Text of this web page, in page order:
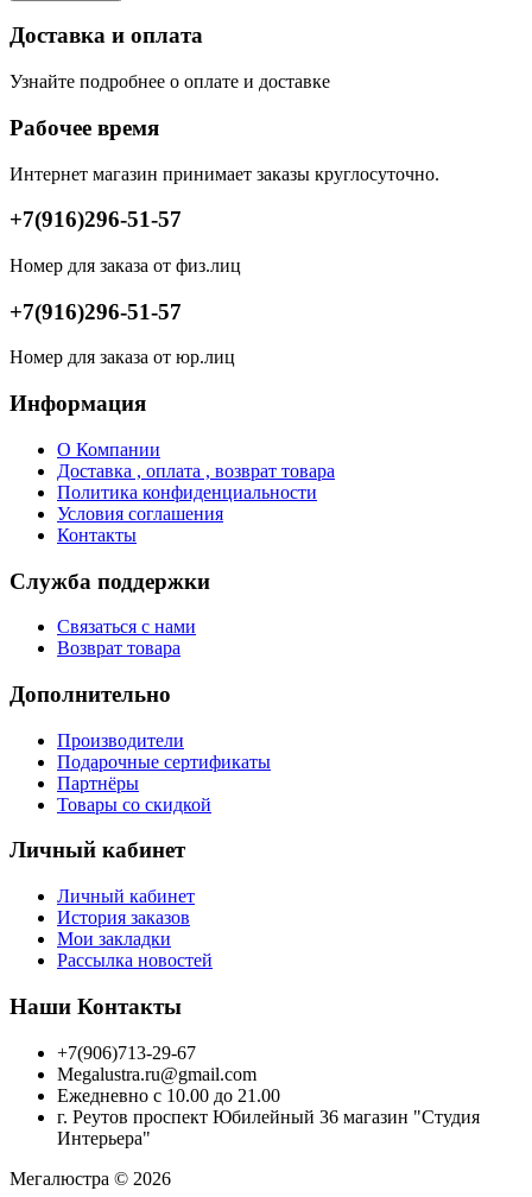
Доставка и оплата
Узнайте подробнее о оплате и доставке
Рабочее время
Интернет магазин принимает заказы круглосуточно.
+7(916)296-51-57
Номер для заказа от физ.лиц
+7(916)296-51-57
Номер для заказа от юр.лиц
Информация
О Компании
Доставка , оплата , возврат товара
Политика конфиденциальности
Условия соглашения
Контакты
Служба поддержки
Связаться с нами
Возврат товара
Дополнительно
Производители
Подарочные сертификаты
Партнёры
Товары со скидкой
Личный кабинет
Личный кабинет
История заказов
Мои закладки
Рассылка новостей
Наши Контакты
+7(906)713-29-67
Megalustra.ru@gmail.com
Ежедневно с 10.00 до 21.00
г. Реутов проспект Юбилейный 36 магазин "Студия
Интерьера"
Мегалюстра © 2026